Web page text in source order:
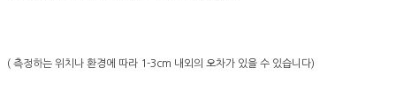
( 측정하는 위치나 환경에 따라 1-3cm 내외의 오차가 있을 수 있습니다)